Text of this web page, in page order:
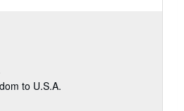
to U.S.A.